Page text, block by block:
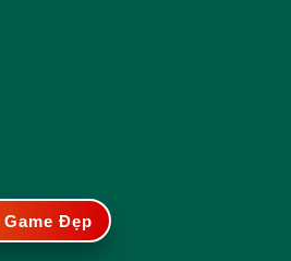
Đẹp